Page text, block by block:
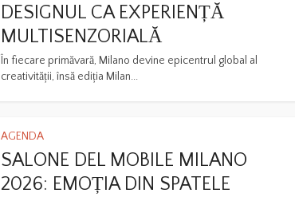
DESIGNUL CA EXPERIENȚĂ
MULTISENZORIALĂ
În fiecare primăvară, Milano devine epicentrul global al
creativității, însă ediția Milan...
AGENDA
SALONE DEL MOBILE MILANO
2026: EMOȚIA DIN SPATELE